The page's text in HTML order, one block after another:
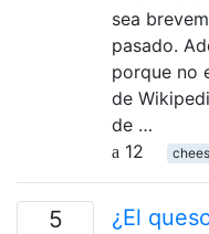
sea
pasado.
porque no
de
de …
12
5 ¿El